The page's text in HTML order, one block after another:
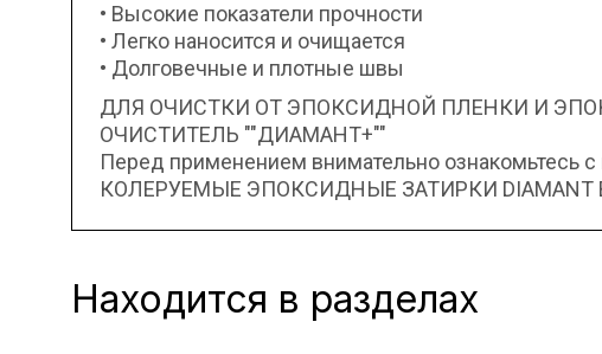
• Высокие показатели прочности
• Легко наносится и очищается
• Долговечные и плотные швы
ДЛЯ ОЧИСТКИ ОТ ЭПОКСИДНОЙ ПЛЕНКИ И
ОЧИСТИТЕЛЬ ""ДИАМАНТ+""
Перед применением внимательно ознакомьтесь
КОЛЕРУЕМЫЕ ЭПОКСИДНЫЕ ЗАТИРКИ
Находится в разделах